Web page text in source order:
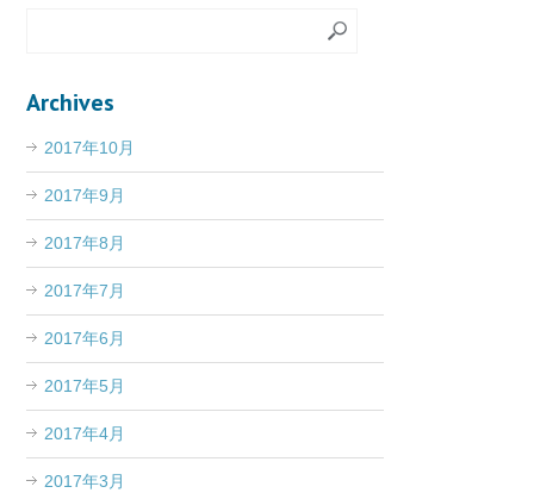
Archives
2017年10月
2017年9月
2017年8月
2017年7月
2017年6月
2017年5月
2017年4月
2017年3月